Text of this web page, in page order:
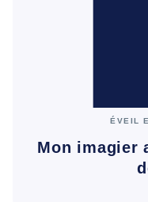
ÉVEIL
Mon imagier